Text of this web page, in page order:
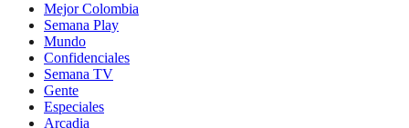
Mejor Colombia
Semana Play
Mundo
Confidenciales
Semana TV
Gente
Especiales
Arcadia